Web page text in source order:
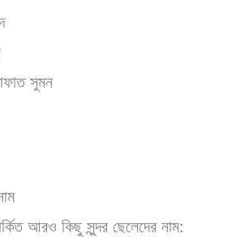
সুমন
আরও কিছু সুন্দর ছেলেদের নাম: